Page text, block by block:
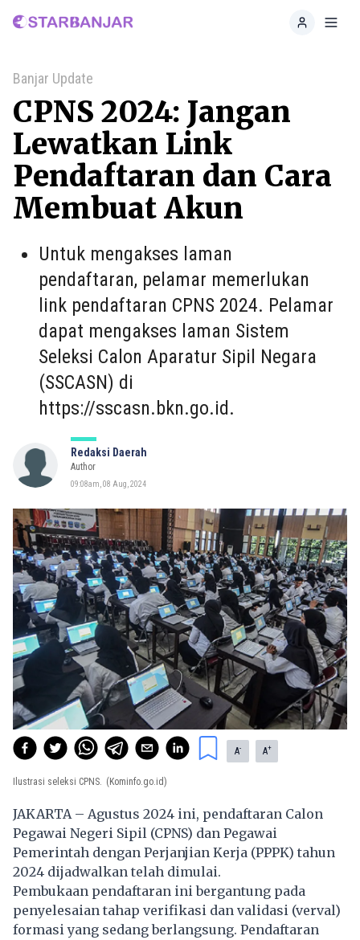
Home
Banjar Update
CPNS 2024: Jangan
Lewatkan Link
Pendaftaran dan Cara
Membuat Akun
Untuk mengakses laman
pendaftaran, pelamar memerlukan
link pendaftaran CPNS 2024. Pelamar
dapat mengakses laman Sistem
Seleksi Calon Aparatur Sipil Negara
(SSCASN) di
https://sscasn.bkn.go.id.
Redaksi Daerah
Author
09:08am, 08 Aug, 2024
A- A+
Ilustrasi seleksi CPNS. (Kominfo.go.id)
JAKARTA – Agustus 2024 ini, pendaftaran Calon
Pegawai Negeri Sipil (CPNS) dan Pegawai
Pemerintah dengan Perjanjian Kerja (PPPK) tahun
2024 dijadwalkan telah dimulai.
Pembukaan pendaftaran ini bergantung pada
penyelesaian tahap verifikasi dan validasi (verval)
formasi yang sedang berlangsung. Pendaftaran